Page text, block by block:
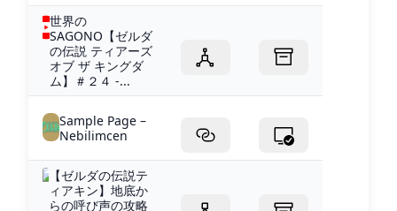
世界の
SAGONO【ゼルダ
の伝説 ティアーズ
オブ ザ キングダ
ム】＃２４ -...
Sample Page –
Nebilimcen
【ゼルダの伝説テ
ィアキン】地底か
らの呼び声の攻略